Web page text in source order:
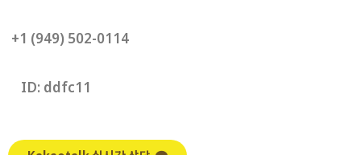
+1 (949) 502-0114
ID: ddfc11